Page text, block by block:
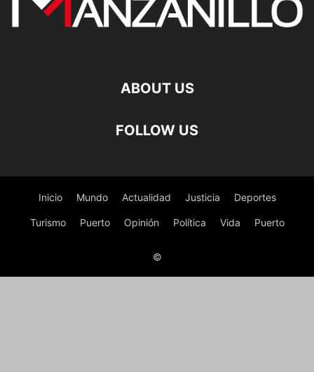
ABOUT US
FOLLOW US
Inicio Mundo Actualidad Justicia Deportes
Turismo Puerto Opinión Política Vida Puerto
©